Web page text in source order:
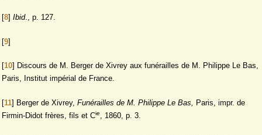
[8] Ibid., p. 127.
[9]
[10] Discours de M. Berger de Xivrey aux funérailles de M. Philippe Le Bas,
Paris, Institut impérial de France.
[11] Berger de Xivrey, Funérailles de M. Philippe Le Bas,
Paris, impr. de
Firmin-Didot frères, fils et Cie , 1860, p. 3.